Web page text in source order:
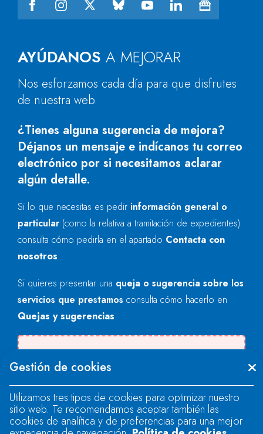
AYÚDANOS A MEJORAR
Nos esforzamos cada día para que disfrutes
de nuestra web.
¿Tienes alguna sugerencia de mejora?
Déjanos un mensaje e indícanos tu correo
electrónico por si necesitamos aclarar
algún detalle.
Si lo que necesitas es pedir información general o
particular (como la relativa a tramitación de expedientes)
consulta cómo pedirla en el apartado Contacta con
nosotros.
Si quieres presentar una queja o sugerencia sobre los
servicios que prestamos consulta cómo hacerlo en
Quejas y sugerencias.
"text".
Se produjo un error al cargar el campo
Gestión de cookies
Utilizamos tres tipos de cookies para optimizar nuestro
sitio web. Te recomendamos aceptar también las
cookies de analítica y de preferencias para una mejor